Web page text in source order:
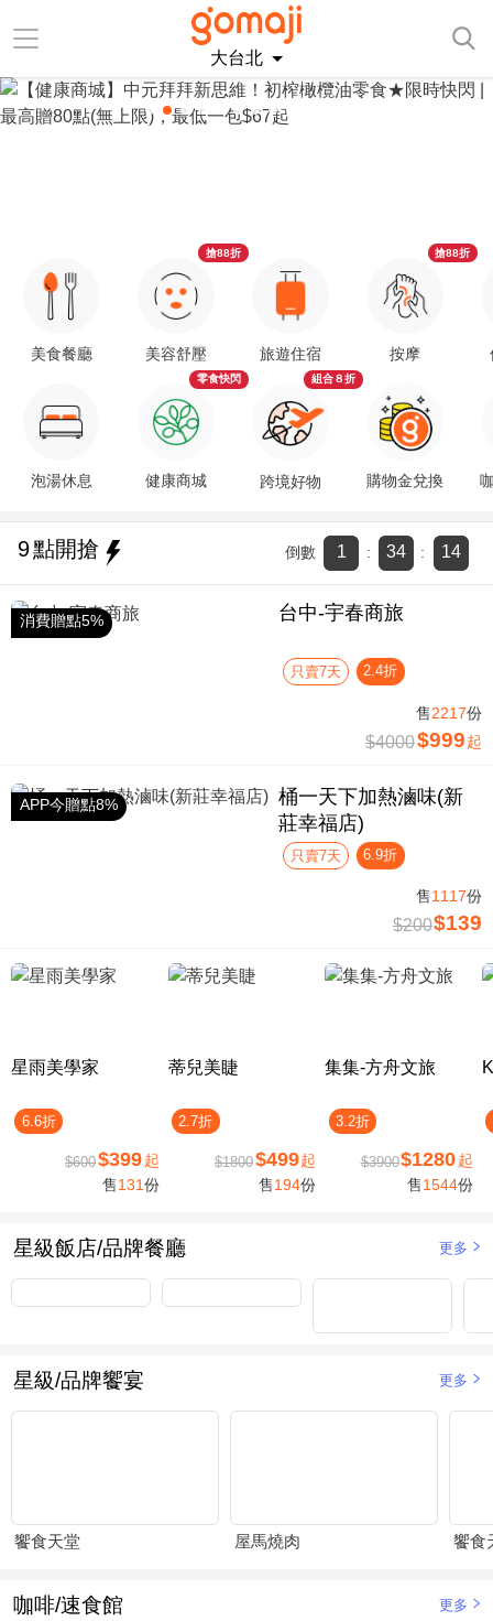
大台北
美食餐廳
泡湯休息
美容舒壓
搶88折
健康商城
零食快閃
旅遊住宿
跨境好物
組合８折
按摩
搶88折
購物金兌換
9點開搶 倒數 1 : 34 : 14
消費贈點5% 台中-宇春商旅
只賣7天 2.4折
售2217份
$4000$999 起
APP今贈點8%
桶一天下加熱滷味(新
莊幸福店)
只賣7天 6.9折
售1117份
$200$139
星雨美學家
6.6折
$600$399 起
售131份
蒂兒美睫
2.7折
$1800$499起
售194份
集集-方舟文旅
3.2折
$3900$1280 起
售1544份
星級飯店/品牌餐廳 更多
星級/品牌饗宴 更多
饗食天堂 屋馬燒肉 饗食
咖啡/速食館 更多